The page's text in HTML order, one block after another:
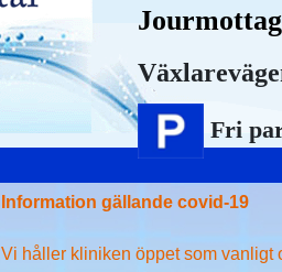
Fri
Information gällande covid-19
Vi håller kliniken öppet som vanligt